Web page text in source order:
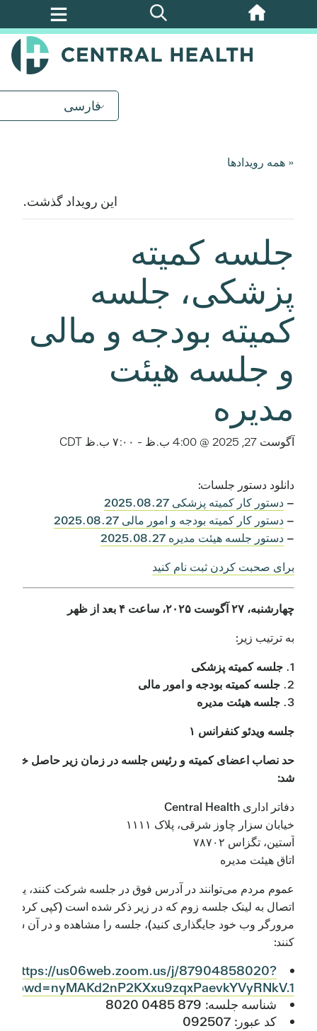
پرش
فارسی
« همه رویدادها
این رویداد گذشت.
جلسه کمیته
پزشکی، جلسه
کمیته بودجه و مالی
و جلسه هیئت
مدیره
آگوست 27, 2025 @ 4:00 ب.ظ - ۷:۰۰ ب.ظ CDT
دانلود دستور جلسات:
– دستور کار کمیته پزشکی 2025.08.27
– دستور کار کمیته بودجه و امور مالی 2025.08.27
– دستور جلسه هیئت مدیره 2025.08.27
برای صحبت کردن ثبت نام کنید
چهارشنبه، ۲۷ آگوست ۲۰۲۵، ساعت ۴ بعد از ظهر
به ترتیب زیر:
1. جلسه کمیته پزشکی
2. جلسه کمیته بودجه و امور مالی
3. جلسه هیئت مدیره
جلسه ویدئو کنفرانس ۱
حد نصاب اعضای کمیته و رئیس جلسه در زمان زیر حاصل خواهد
شد:
دفاتر اداری Central Health
خیابان سزار چاوز شرقی، پلاک ۱۱۱۱
آستین، تگزاس ۷۸۷۰۲
اتاق هیئت مدیره
عموم مردم می‌توانند در آدرس فوق در جلسه شرکت کنند، یا با
اتصال به لینک جلسه زوم که در زیر ذکر شده است (کپی کرده و
مرورگر وب خود جایگذاری کنید)، جلسه را مشاهده و در آن
کنند:
https://us06web.zoom.us/j/87904858020?
pwd=nyMAKd2nP2KXxu9zqxPaevkYVyRNkV.1
شناسه جلسه: 879 0485 8020
کد عبور: 092507